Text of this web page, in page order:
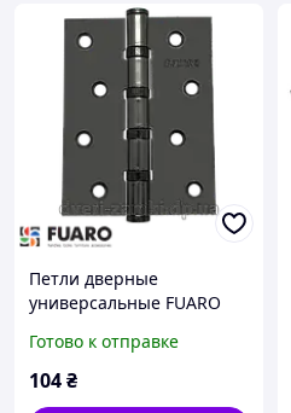
Петли дверные
универсальные FUARO
(графит)
Готово к отправке
104₴